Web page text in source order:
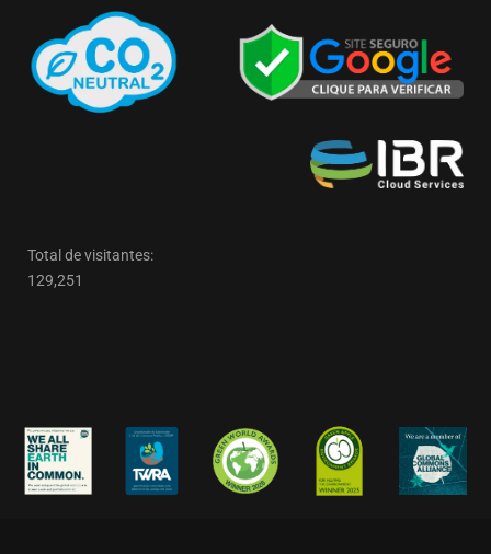
Total de visitantes:
129,251